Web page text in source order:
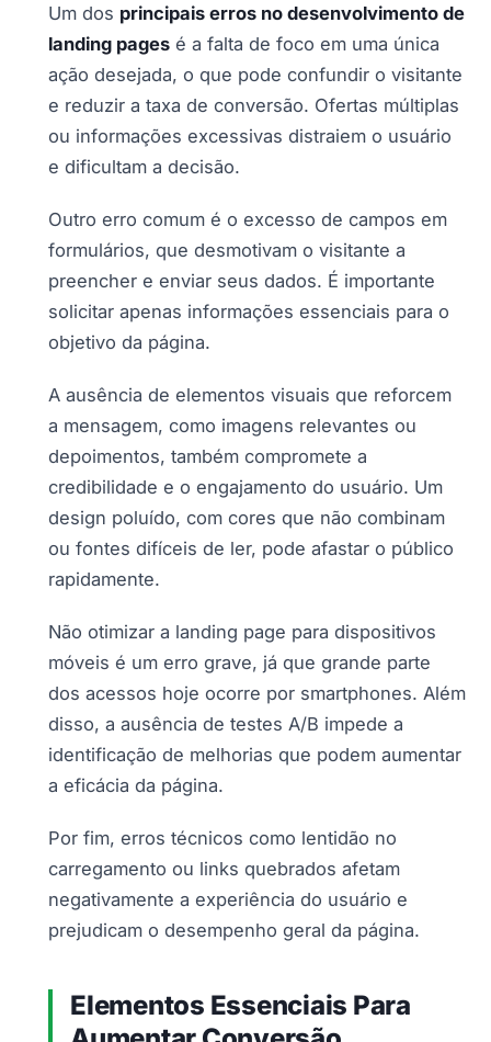
Um dos principais erros no desenvolvimento de
landing pages é a falta de foco em uma única
ação desejada, o que pode confundir o visitante
e reduzir a taxa de conversão. Ofertas múltiplas
ou informações excessivas distraiem o usuário
e dificultam a decisão.
Outro erro comum é o excesso de campos em
formulários, que desmotivam o visitante a
preencher e enviar seus dados. É importante
solicitar apenas informações essenciais para o
objetivo da página.
A ausência de elementos visuais que reforcem
a mensagem, como imagens relevantes ou
depoimentos, também compromete a
credibilidade e o engajamento do usuário. Um
design poluído, com cores que não combinam
ou fontes difíceis de ler, pode afastar o público
rapidamente.
Não otimizar a landing page para dispositivos
móveis é um erro grave, já que grande parte
dos acessos hoje ocorre por smartphones. Além
disso, a ausência de testes A/B impede a
identificação de melhorias que podem aumentar
a eficácia da página.
Por fim, erros técnicos como lentidão no
carregamento ou links quebrados afetam
negativamente a experiência do usuário e
prejudicam o desempenho geral da página.
Elementos Essenciais Para